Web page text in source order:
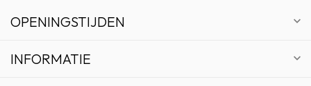
OPENINGSTIJDEN
INFORMATIE